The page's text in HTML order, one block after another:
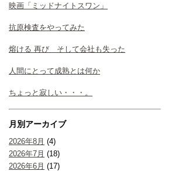
映画「ミッドナイトスワン」
抗原検査をやってみた
熔ける 再び そして会社も失った
人間にとって成熟とは何か
ちょっと寂しい・・・。
月別アーカイブ
2026年8月 (4)
2026年7月 (18)
2026年6月 (17)